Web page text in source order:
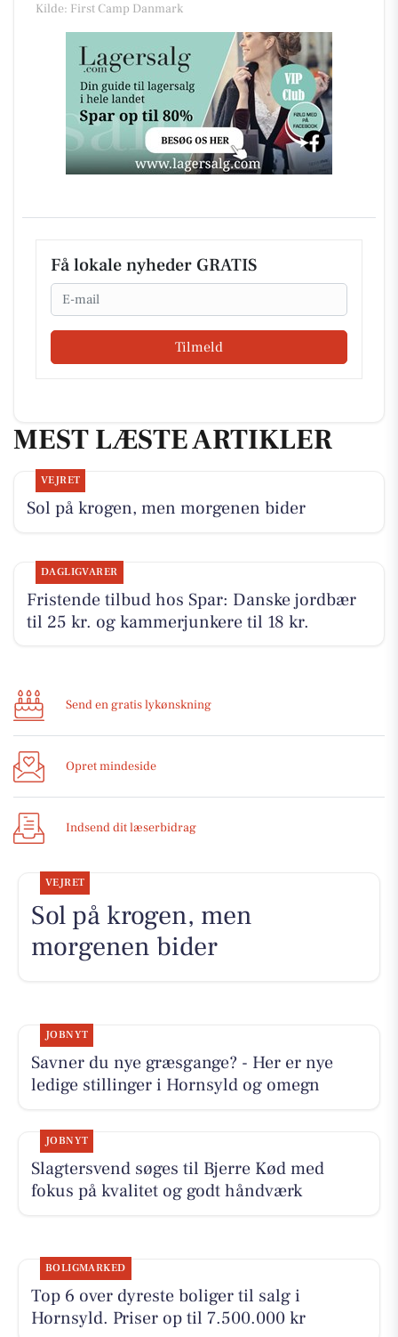
Kilde: First Camp Danmark
Få lokale nyheder GRATIS
Email
Tilmeld
MEST LÆSTE ARTIKLER
VEJRET
Sol på krogen, men morgenen bider
DAGLIGVARER
Fristende tilbud hos Spar: Danske jordbær
til 25 kr. og kammerjunkere til 18 kr.
Send en gratis lykønskning
Opret mindeside
Indsend dit læserbidrag
VEJRET
Sol på krogen, men
morgenen bider
JOBNYT
Savner du nye græsgange? - Her er nye
ledige stillinger i Hornsyld og omegn
JOBNYT
Slagtersvend søges til Bjerre Kød med
fokus på kvalitet og godt håndværk
BOLIGMARKED
Top 6 over dyreste boliger til salg i
Hornsyld. Priser op til 7.500.000 kr